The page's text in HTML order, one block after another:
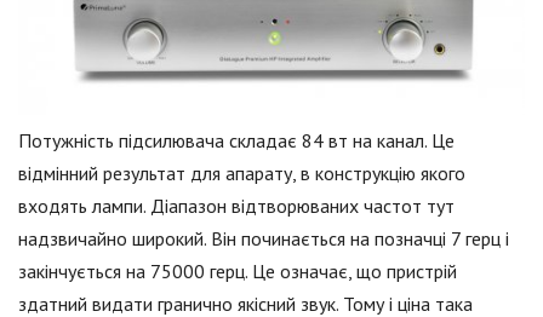
Потужність підсилювача складає 84 вт на канал. Це
відмінний результат для апарату, в конструкцію якого
входять лампи. Діапазон відтворюваних частот тут
надзвичайно широкий. Він починається на позначці 7 герц і
закінчується на 75000 герц. Це означає, що пристрій
здатний видати гранично якісний звук. Тому і ціна така